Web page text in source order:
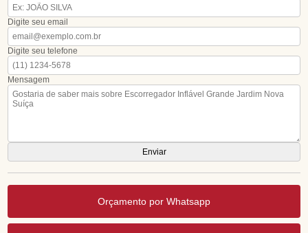
Digite seu email
Digite seu telefone
Mensagem
Orçamento por Whatsapp